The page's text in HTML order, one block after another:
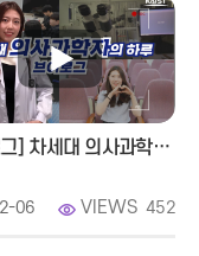
?
는 건데, 그 망원경을
기계니까요. 천문대
[브이로그] 차세대 의사과학자의 하루
06 VIEWS 452